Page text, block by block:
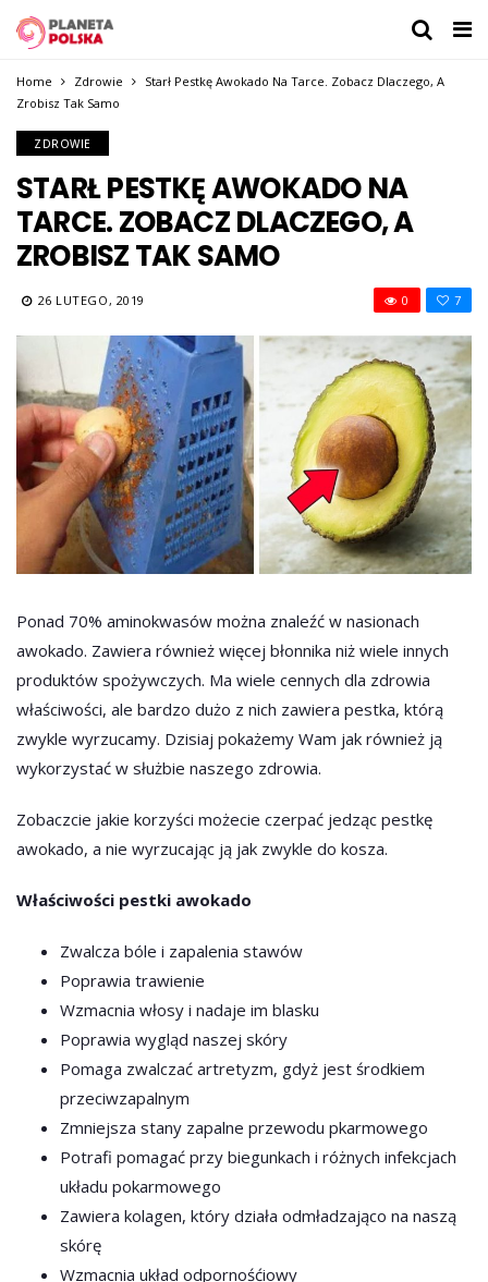
Home Zdrowie
Starł Pestkę Awokado Na Tarce. Zobacz Dlaczego, A
Zrobisz Tak Samo
ZDROWIE
STARŁ PESTKĘ AWOKADO NA
TARCE. ZOBACZ DLACZEGO, A
ZROBISZ TAK SAMO
26 LUTEGO, 2019 7
0
Ponad 70% aminokwasów można znaleźć w nasionach
awokado. Zawiera również więcej błonnika niż wiele innych
produktów spożywczych. Ma wiele cennych dla zdrowia
właściwości, ale bardzo dużo z nich zawiera pestka, którą
zwykle wyrzucamy. Dzisiaj pokażemy Wam jak również ją
wykorzystać w służbie naszego zdrowia.
Zobaczcie jakie korzyści możecie czerpać jedząc pestkę
awokado, a nie wyrzucając ją jak zwykle do kosza.
Właściwości pestki awokado
Zwalcza bóle i zapalenia stawów
Poprawia trawienie
Wzmacnia włosy i nadaje im blasku
Poprawia wygląd naszej skóry
Pomaga zwalczać artretyzm, gdyż jest środkiem
przeciwzapalnym
Zmniejsza stany zapalne przewodu pkarmowego
Potrafi pomagać przy biegunkach i różnych infekcjach
układu pokarmowego
Zawiera kolagen, który działa odmładzająco na naszą
skórę
Wzmacnia układ odpornośćiowy